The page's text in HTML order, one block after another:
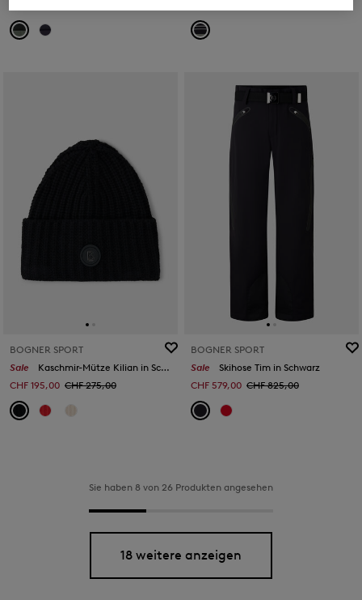
BOGNER SPORT
Sale
Kaschmir-Mütze Kilian in Schwarz
CHF 195,00 CHF 275,00
BOGNER SPORT
Sale
Skihose Tim in Schwarz
CHF 579,00 CHF 825,00
Sie haben 8 von 26 Produkten angesehen
18 weitere anzeigen